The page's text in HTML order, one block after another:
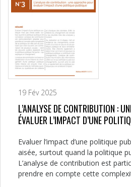
19 Fév 2025
L’ANALYSE DE CONTRIBUTION :
ÉVALUER L’IMPACT D’UNE
Evaluer l’impact d’une politique
aisée, surtout quand la politique
L’analyse de contribution est
prendre en compte cette